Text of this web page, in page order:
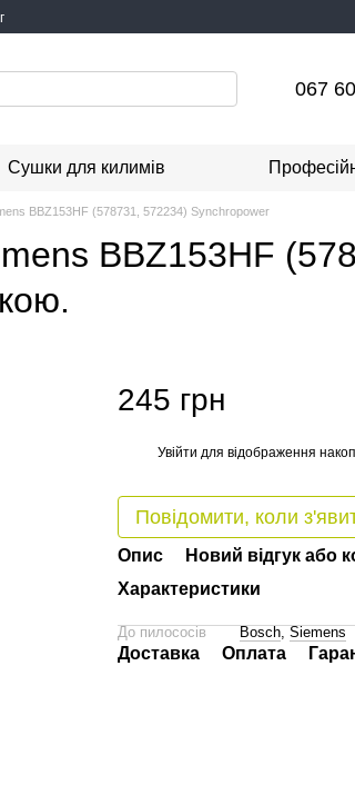
067
Сушки для килимів
BBZ153HF (578731, 572234) Synchropower
BBZ153HF
245 грн
Увійти для відображення
Повідомити, коли
Опис
Новий відгук або
Характеристики
До пилососів Bosch, Siemens
Доставка Оплата